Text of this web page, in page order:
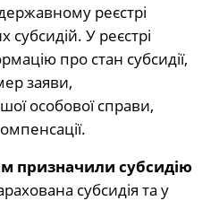
реєстрі
У реєстрі
про стан субсидії,
заяви,
особової справи,
призначили субсидію
субсидія та у